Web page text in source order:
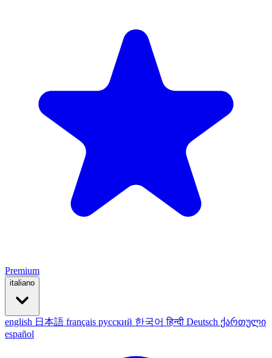
Premium
italiano
english 日本語 français русский 한국어हिन्दी Deutsch ქართული
español